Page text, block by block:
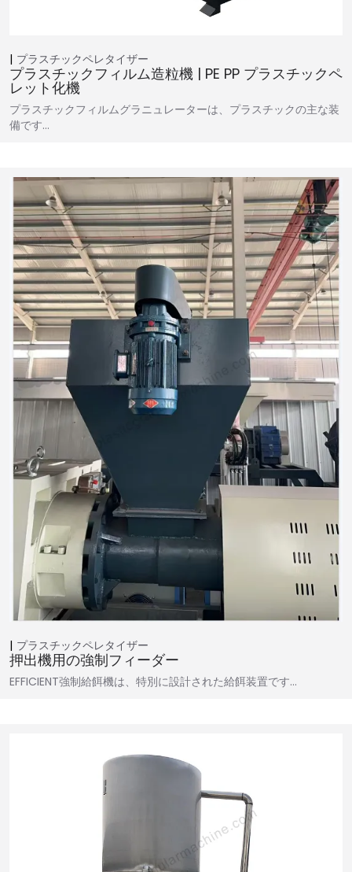
プラスチックペレタイザー
プラスチックフィルム造粒機 | PE PP プラスチックペ
レット化機
プラスチックフィルムグラニュレーターは、プラスチックの主な装
備です…
プラスチックペレタイザー
押出機用の強制フィーダー
EFFICIENT強制給餌機は、特別に設計された給餌装置です…